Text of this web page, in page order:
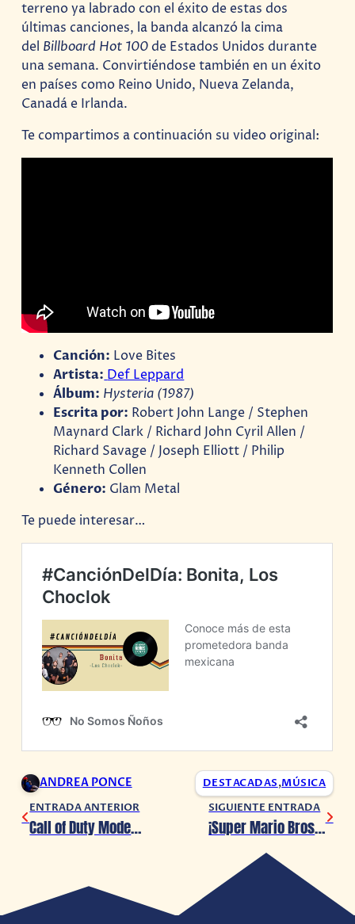
terreno ya labrado con el éxito de estas dos
últimas canciones, la banda alcanzó la cima
del Billboard Hot 100de Estados Unidos durante
una semana. Convirtiéndose también en un éxito
en países como Reino Unido, Nueva Zelanda,
Canadá e Irlanda.
Te compartimos a continuación su video original:
Canción: Love Bites
Artista: Def Leppard
Álbum: Hysteria (1987)
Escrita por: Robert John Lange / Stephen
Maynard Clark / Richard John Cyril Allen /
Richard Savage / Joseph Elliott / Philip
Kenneth Collen
Género: Glam Metal
Te puede interesar…
ANDREA PONCE DESTACADAS,MÚSICA
ENTRADA ANTERIOR
Call of Duty Modern Warfare 2 estrena un nuevo y explosivo tráiler
SIGUIENTE ENTRADA
¡Super Mario Bros lanza el primer avance de su cinta animada!